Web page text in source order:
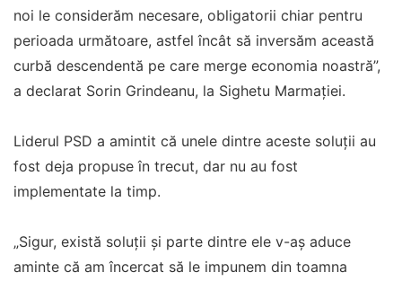
noi le considerăm necesare, obligatorii chiar pentru
perioada următoare, astfel încât să inversăm această
curbă descendentă pe care merge economia noastră”,
a declarat Sorin Grindeanu, la Sighetu Marmaţiei.
Liderul PSD a amintit că unele dintre aceste soluții au
fost deja propuse în trecut, dar nu au fost
implementate la timp.
„Sigur, există soluţii şi parte dintre ele v-aş aduce
aminte că am încercat să le impunem din toamna